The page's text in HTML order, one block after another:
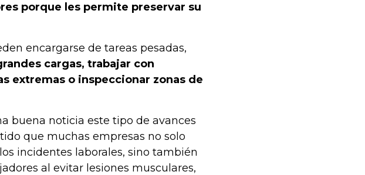
porque les permite preservar su
encargarse de tareas pesadas,
cargas, trabajar con
extremas o inspeccionar zonas de
buena noticia este tipo de avances
que muchas empresas no solo
incidentes laborales, sino también
al evitar lesiones musculares,